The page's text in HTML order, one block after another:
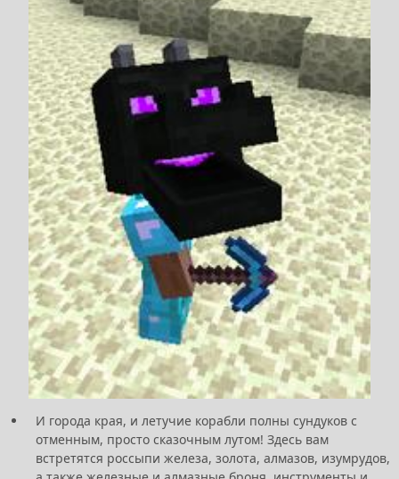
И города края, и летучие корабли полны сундуков с
отменным, просто сказочным лутом! Здесь вам
встретятся россыпи железа, золота, алмазов, изумрудов,